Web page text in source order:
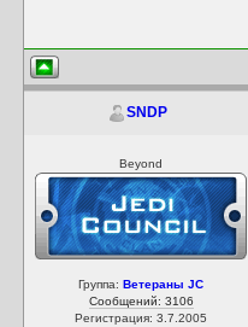
SNDP
Beyond
Группа:Ветераны JC
Сообщений: 3106
Регистрация: 3.7.2005